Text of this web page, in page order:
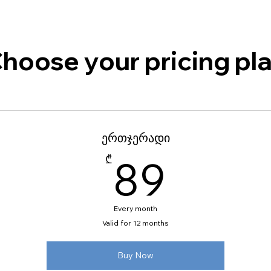
your pricing
ერთჯერადი
₾ 89
Every month
Valid for 12 months
Buy Now